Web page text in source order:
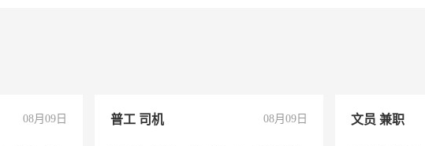
08月09日 普工 司机 08月09日 文员 兼职